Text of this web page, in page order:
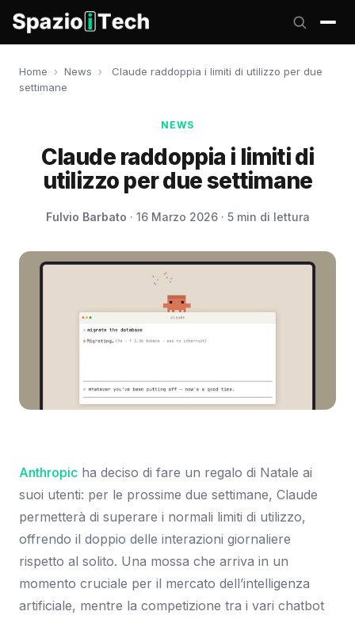
Home › News ›
Claude raddoppia i limiti di utilizzo per due
settimane
NEWS
Claude raddoppia i limiti di
utilizzo per due settimane
Fulvio Barbato · 16 Marzo 2026 · 5 min di lettura
Anthropic ha deciso di fare un regalo di Natale ai
suoi utenti: per le prossime due settimane, Claude
permetterà di superare i normali limiti di utilizzo,
offrendo il doppio delle interazioni giornaliere
rispetto al solito. Una mossa che arriva in un
momento cruciale per il mercato dell’intelligenza
artificiale, mentre la competizione tra i vari chatbot